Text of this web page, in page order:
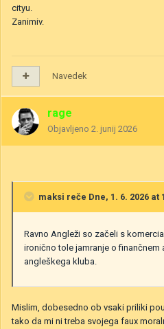
cityu.
Zanimiv.
Navedek
rage
Objavljeno 2. junij 2026
maksi reče Dne, 1. 6. 2026 at
Ravno Angleži so začeli s
ironično tole jamranje o finančnem
angleškega kluba.
Mislim, dobesedno ob vsaki priliki
tako da mi ni treba svojega faux